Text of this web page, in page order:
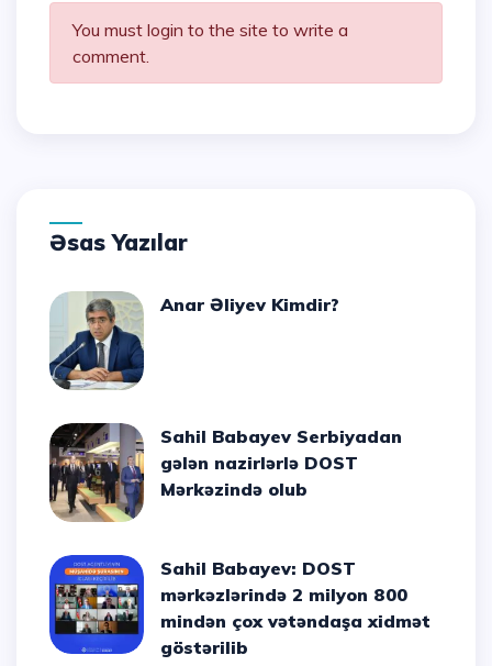
You must login to the site to write a
comment.
Əsas Yazılar
Anar Əliyev Kimdir?
Sahil Babayev Serbiyadan
gələn nazirlərlə DOST
Mərkəzində olub
Sahil Babayev: DOST
mərkəzlərində 2 milyon 800
mindən çox vətəndaşa xidmət
göstərilib